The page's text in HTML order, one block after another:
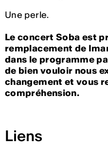
Une perle.
Le concert Soba est
remplacement de
dans le programme
de bien vouloir nous
changement et vous
compréhension.
Liens